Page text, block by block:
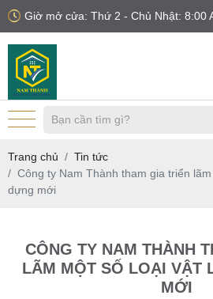
Giờ mở cửa: Thứ 2 - Chủ Nhật: 8:00
Trang chủ
Tin tức
Công ty Nam Thành tham gia triển
dựng mới
CÔNG TY NAM THÀNH
LÃM MỘT SỐ LOẠI VẬT
MỚI